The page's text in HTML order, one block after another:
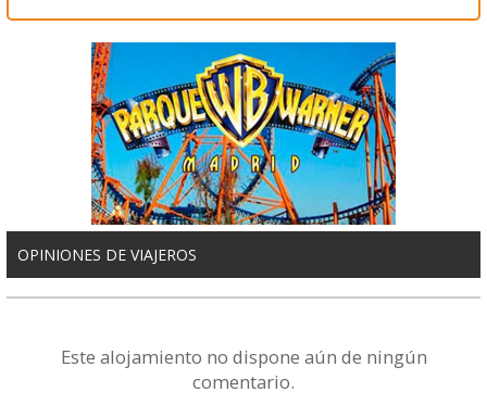
OPINIONES DE VIAJEROS
Este alojamiento no dispone aún de ningún
comentario.